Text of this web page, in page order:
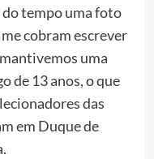
tempo uma foto
cobram escrever
uma
de 13 anos, o que
das
em Duque de